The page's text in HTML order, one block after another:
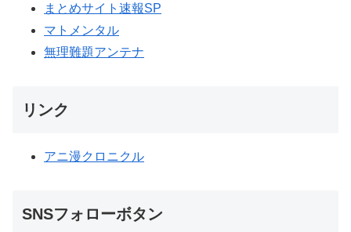
まとめサイト速報SP
マトメンタル
無理難題アンテナ
リンク
アニ漫クロニクル
SNSフォローボタン